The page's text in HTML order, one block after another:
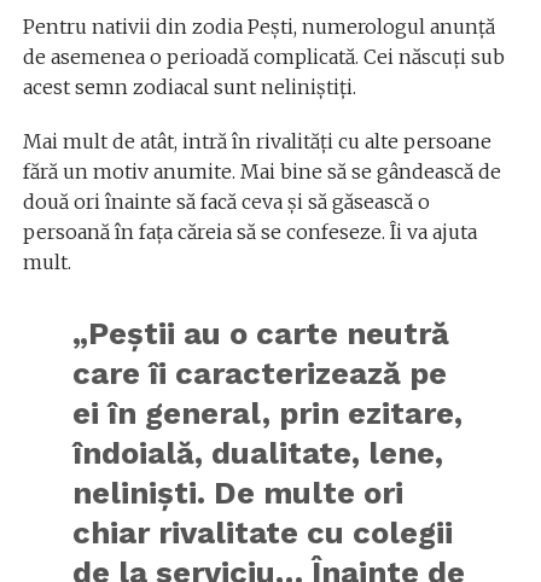
Pentru nativii din zodia Pești, numerologul anunță
de asemenea o perioadă complicată. Cei născuți sub
acest semn zodiacal sunt neliniștiți.
Mai mult de atât, intră în rivalități cu alte persoane
fără un motiv anumite. Mai bine să se gândească de
două ori înainte să facă ceva și să găsească o
persoană în fața căreia să se confeseze. Îi va ajuta
mult.
„Peștii au o carte neutră
care îi caracterizează pe
ei în general, prin ezitare,
îndoială, dualitate, lene,
nelinişti. De multe ori
chiar rivalitate cu colegii
de la serviciu… Înainte de